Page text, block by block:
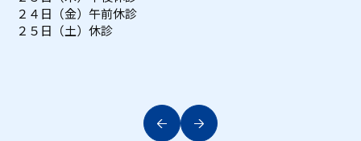
２４日（金）午前休診
２５日（土）休診